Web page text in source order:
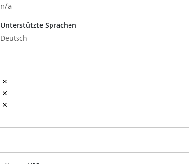
n/a
Unterstützte Sprachen
Deutsch